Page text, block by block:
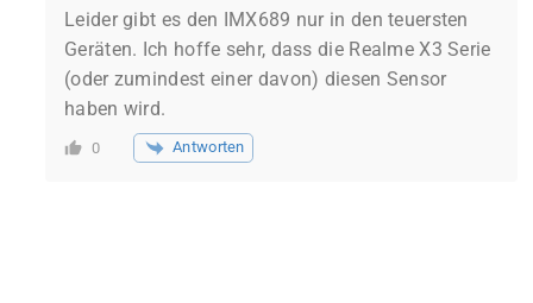
Leider gibt es den IMX689 nur in den teuersten
Geräten. Ich hoffe sehr, dass die Realme X3 Serie
(oder zumindest einer davon) diesen Sensor
haben wird.
0 Antworten